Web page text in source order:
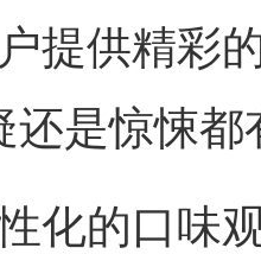
提供精彩
是惊悚都
化的口味